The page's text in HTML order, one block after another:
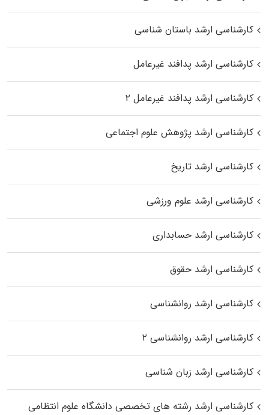
کارشناسی ارشد باستان شناسی
کارشناسی ارشد پدافند غیرعامل
کارشناسی ارشد پدافند غیرعامل ۲
کارشناسی ارشد پژوهش علوم اجتماعی
کارشناسی ارشد تاریخ
کارشناسی ارشد علوم ورزشی
کارشناسی ارشد حسابداری
کارشناسی ارشد حقوق
کارشناسی ارشد روانشناسی
کارشناسی ارشد روانشناسی ۲
کارشناسی ارشد زبان شناسی
کارشناسی ارشد رﺷﺘﻪ ﻫﺎی تخصصی داﻧﺸﮕﺎه ﻋﻠﻮم انتظامی